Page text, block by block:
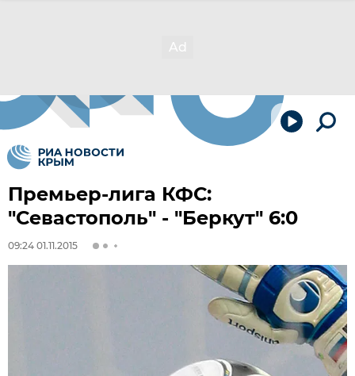
Премьер-лига КФС:
"Севастополь" - "Беркут" 6:0
09:24 01.11.2015